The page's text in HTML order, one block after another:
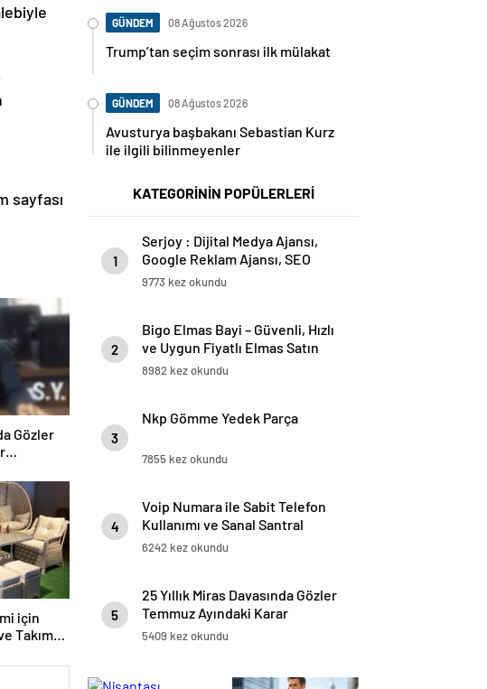
sayfası
Gözler
için
Takım
GÜNDEM 08 Ağustos 2026
Trump’tan seçim sonrası ilk mülakat
GÜNDEM 08 Ağustos 2026
Avusturya başbakanı Sebastian Kurz
ile ilgili bilinmeyenler
KATEGORİNİN POPÜLERLERİ
1
Serjoy : Dijital Medya Ajansı,
Google Reklam Ajansı, SEO
Ajansı ve Web Tasarım Ajansı
9773 kez okundu
2
Bigo Elmas Bayi – Güvenli, Hızlı
ve Uygun Fiyatlı Elmas Satın
Almanın Yeni Adresi
8982 kez okundu
3
Nkp Gömme Yedek Parça
7855 kez okundu
4
Voip Numara ile Sabit Telefon
Kullanımı ve Sanal Santral
Kurulumu
6242 kez okundu
5
25 Yıllık Miras Davasında Gözler
Temmuz Ayındaki Karar
Duruşmasına Çevrildi
5409 kez okundu